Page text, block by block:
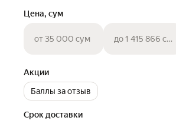
Цена, сум
от 35 000 сум до 1 415 866 сум
Акции
Баллы за отзыв
Срок доставки